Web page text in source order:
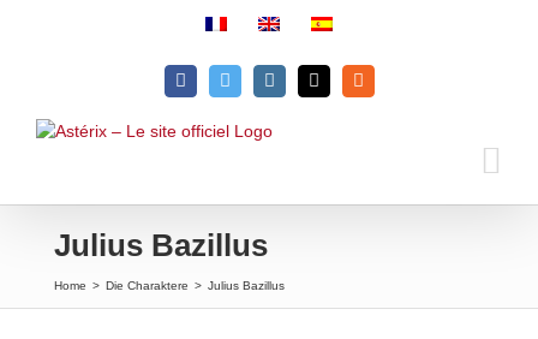
FacebookTwitterInstagramEmailRss
Julius Bazillus
Home > Die Charaktere > Julius Bazillus